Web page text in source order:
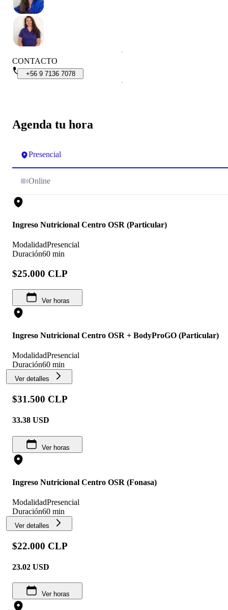
Agenda tu hora
Presencial
Online
Ingreso Nutricional Centro OSR (Particular)
ModalidadPresencial
Duración60 min
$25.000 CLP
Ver horas
Ingreso Nutricional Centro OSR + BodyProGO (Particular)
ModalidadPresencial
Duración60 min
Ver detalles
$31.500 CLP
33.38 USD
Ver horas
Ingreso Nutricional Centro OSR (Fonasa)
ModalidadPresencial
Duración60 min
Ver detalles
$22.000 CLP
23.02 USD
Ver horas
CONTACTO
+56 9 7136 7078